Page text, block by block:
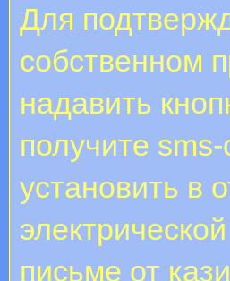
Для
собственном
надавить
получите
установить в
письме от